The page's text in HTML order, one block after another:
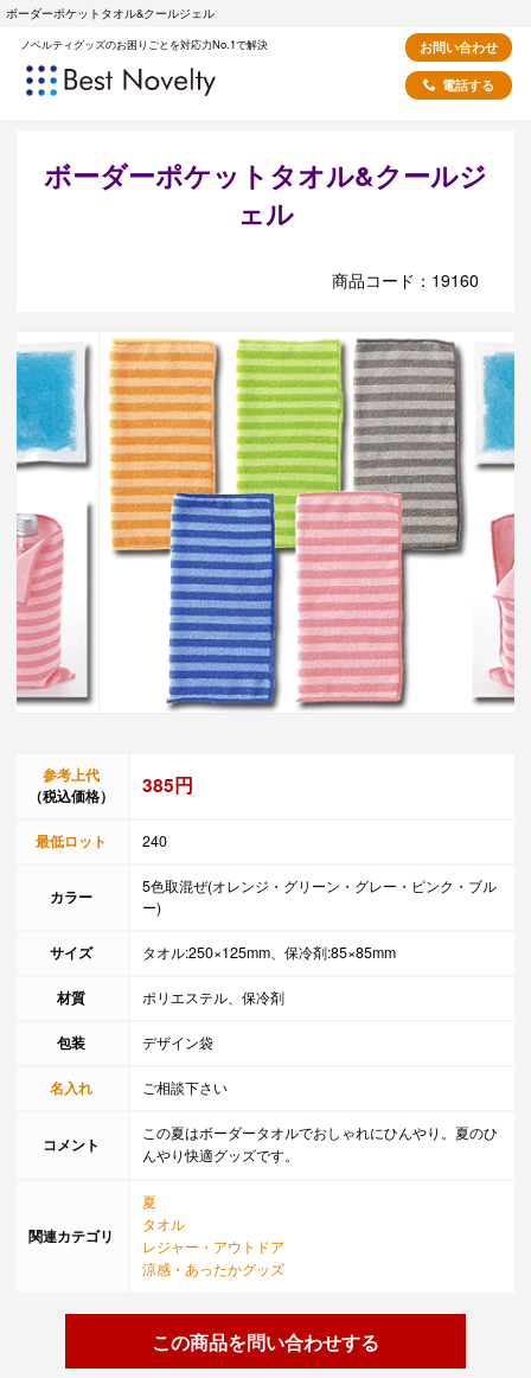
ボーダーポケットタオル&クールジェル
ノベルティグッズのお困りごとを対応力No.1で解決
お問い合わせ
電話する
ボーダーポケットタオル&クールジ
ェル
商品コード：19160
参考上代
（税込価格）
385円
最低ロット 240
カラー
5色取混ぜ(オレンジ・グリーン・グレー・ピンク・ブル
ー)
サイズ タオル:250×125mm、保冷剤:85×85mm
材質 ポリエステル、保冷剤
包装 デザイン袋
名入れ ご相談下さい
コメント
この夏はボーダータオルでおしゃれにひんやり。夏のひ
んやり快適グッズです。
関連カテゴリ
夏
タオル
レジャー・アウトドア
涼感・あったかグッズ
この商品を問い合わせする